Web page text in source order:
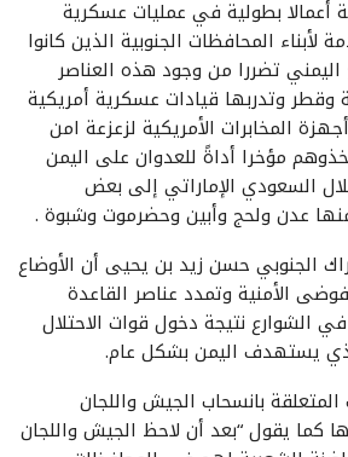
أعمالا بطولية في عمليات عسكرية
لأبناء المحافظات الجنوبية الذين كانوا
تضررا من وجود هذه العناصر
وقطر وتدربها قيادات عسكرية أمريكية
المخابرات الأمريكية لزعزعة امن
مؤخرا أداةً للعدوان على اليمن
السعودي الإماراتي إلى بعض
عدن ولحج وأبين وحضرموت وشبوة .
الجنوبي حسن زيد بن يحيى أن الأوضاع
الأمنية وتمدد عناصر القاعدة
الشوارع نتيجة دخول قوات الاحتلال
يستهدف اليمن بشكل عام.
بانسحاب الجيش واللجان
كما يقول “بعد أن لاحظ الجيش واللجان